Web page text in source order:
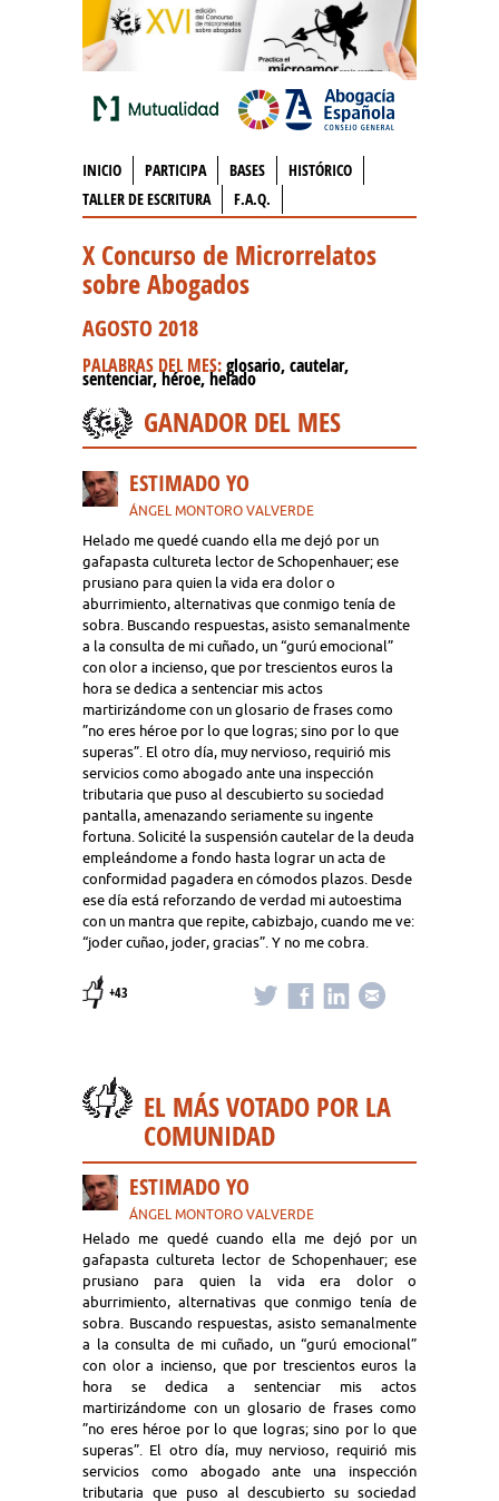
INICIO PARTICIPA BASES
HISTÓRICO
TALLER DE ESCRITURA
F.A.Q.
X Concurso de Microrrelatos
sobre Abogados
AGOSTO 2018
PALABRAS DEL MES:glosario, cautelar,
sentenciar, héroe, helado
GANADOR DEL MES
ESTIMADO YO
ÁNGEL MONTORO VALVERDE
Helado me quedé cuando ella me dejó por un
gafapasta cultureta lector de Schopenhauer; ese
prusiano para quien la vida era dolor o
aburrimiento, alternativas que conmigo tenía de
sobra. Buscando respuestas, asisto semanalmente
a la consulta de mi cuñado, un “gurú emocional”
con olor a incienso, que por trescientos euros la
hora se dedica a sentenciar mis actos
martirizándome con un glosario de frases como
”no eres héroe por lo que logras; sino por lo que
superas”. El otro día, muy nervioso, requirió mis
servicios como abogado ante una inspección
tributaria que puso al descubierto su sociedad
pantalla, amenazando seriamente su ingente
fortuna. Solicité la suspensión cautelar de la deuda
empleándome a fondo hasta lograr un acta de
conformidad pagadera en cómodos plazos. Desde
ese día está reforzando de verdad mi autoestima
con un mantra que repite, cabizbajo, cuando me ve:
“joder cuñao, joder, gracias”. Y no me cobra.
+43
EL MÁS VOTADO POR LA
COMUNIDAD
ESTIMADO YO
ÁNGEL MONTORO VALVERDE
Helado me quedé cuando ella me dejó por un
gafapasta cultureta lector de Schopenhauer; ese
prusiano para quien la vida era dolor o
aburrimiento, alternativas que conmigo tenía de
sobra. Buscando respuestas, asisto semanalmente
a la consulta de mi cuñado, un “gurú emocional”
con olor a incienso, que por trescientos euros la
hora se dedica a sentenciar mis actos
martirizándome con un glosario de frases como
”no eres héroe por lo que logras; sino por lo que
superas”. El otro día, muy nervioso, requirió mis
servicios como abogado ante una inspección
tributaria que puso al descubierto su sociedad